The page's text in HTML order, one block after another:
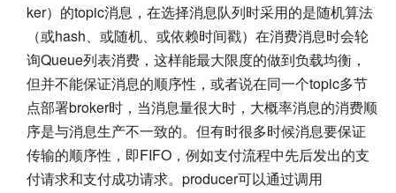
ker）的topic消息，在选择消息队列时采用的是随机算法
（或hash、或随机、或依赖时间戳）在消费消息时会轮
询Queue列表消费，这样能最大限度的做到负载均衡，
但并不能保证消息的顺序性，或者说在同一个topic多节
点部署broker时，当消息量很大时，大概率消息的消费顺
序是与消息生产不一致的。但有时很多时候消息要保证
传输的顺序性，即FIFO，例如支付流程中先后发出的支
付请求和支付成功请求。producer可以通过调用